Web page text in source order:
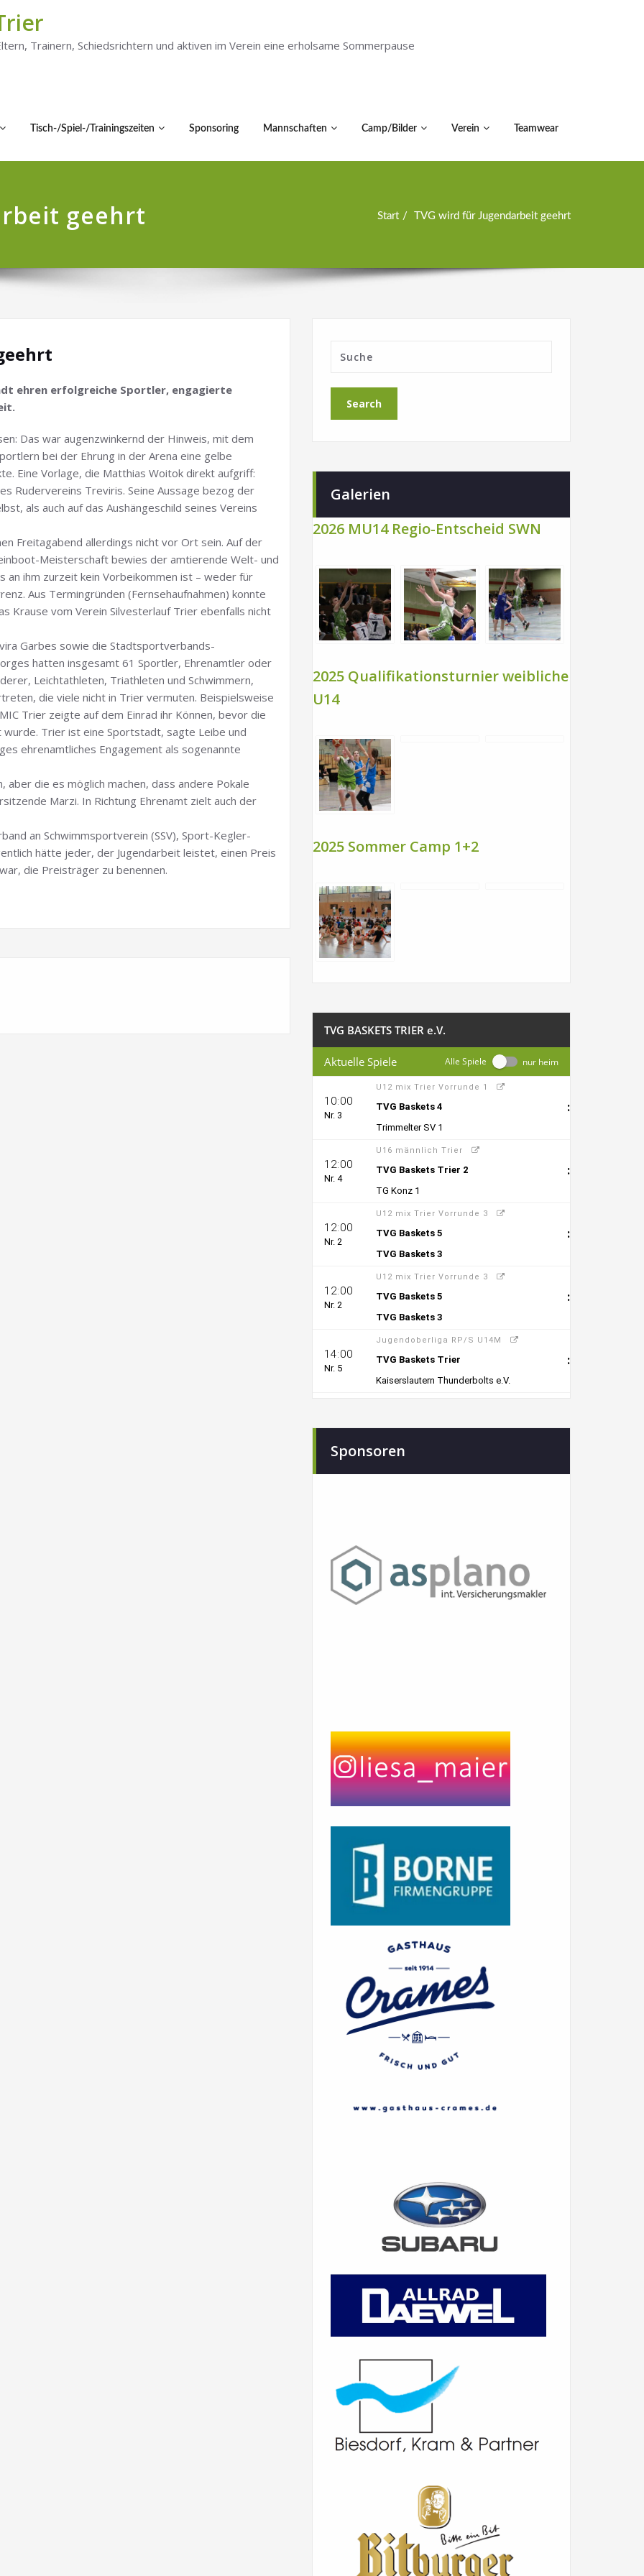
Trainern, Schiedsrichtern und aktiven im Verein eine erholsame Sommerpause
Tisch-/Spiel-/Trainingszeiten Sponsoring Mannschaften Camp/Bilder Verein Teamwear
geehrt Start TVG wird für Jugendarbeit geehrt
ehren erfolgreiche Sportler, engagierte
Das war augenzwinkernd der Hinweis, mit dem
bei der Ehrung in der Arena eine gelbe
Eine Vorlage, die Matthias Woitok direkt aufgriff:
Rudervereins Treviris. Seine Aussage bezog der
als auch auf das Aushängeschild seines Vereins
Freitagabend allerdings nicht vor Ort sein. Auf der
Meisterschaft bewies der amtierende Welt- und
ihm zurzeit kein Vorbeikommen ist – weder für
Aus Termingründen (Fernsehaufnahmen) konnte
Krause vom Verein Silvesterlauf Trier ebenfalls nicht
Garbes sowie die Stadtsportverbands-
hatten insgesamt 61 Sportler, Ehrenamtler oder
Leichtathleten, Triathleten und Schwimmern,
die viele nicht in Trier vermuten. Beispielsweise
Trier zeigte auf dem Einrad ihr Können, bevor die
Trier ist eine Sportstadt, sagte Leibe und
ehrenamtliches Engagement als sogenannte
aber die es möglich machen, dass andere Pokale
Marzi. In Richtung Ehrenamt zielt auch der
an Schwimmsportverein (SSV), Sport-Kegler-
hätte jeder, der Jugendarbeit leistet, einen Preis
die Preisträger zu benennen.
Galerien
2026 MU14 Regio-Entscheid SWN
2025 Qualifikationsturnier weibliche
U14
2025 Sommer Camp 1+2
Sponsoren